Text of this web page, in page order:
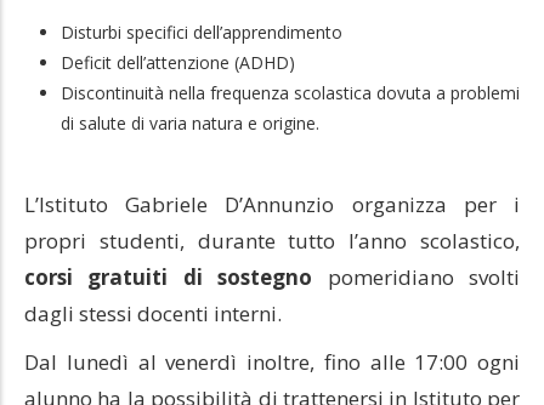
Disturbi specifici dell’apprendimento
Deficit dell’attenzione (ADHD)
Discontinuità nella frequenza scolastica dovuta a problemi
di salute di varia natura e origine.
L’Istituto Gabriele D’Annunzio organizza per i
propri studenti, durante tutto l’anno scolastico,
corsi gratuiti di sostegno pomeridiano svolti
dagli stessi docenti interni.
Dal lunedì al venerdì inoltre, fino alle 17:00 ogni
alunno ha la possibilità di trattenersi in Istituto per